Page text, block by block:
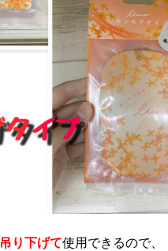
吊り下げて使用できるので、